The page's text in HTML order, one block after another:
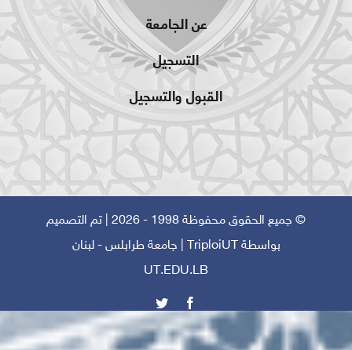
عن الجامعة
التسجيل
القبول والتسجيل
© جميع الحقوق محفوظة 1998 - 2026 | تم التصميم
بواسطةTriploiUT | جامعة طرابلس - لبنان
UT.EDU.LB